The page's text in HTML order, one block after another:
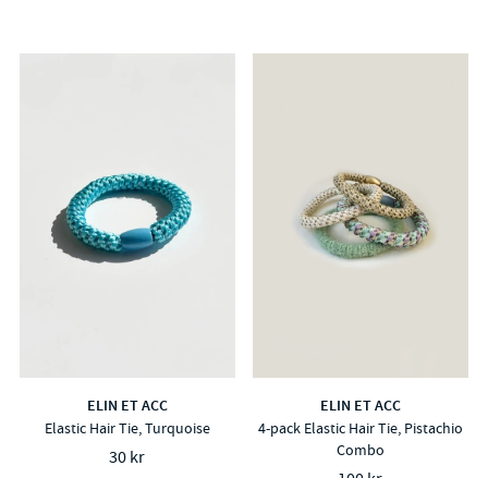
ELIN ET ACC
Elastic Hair Tie, Turquoise
30 kr
ELIN ET ACC
4-pack Elastic Hair Tie, Pistachio
Combo